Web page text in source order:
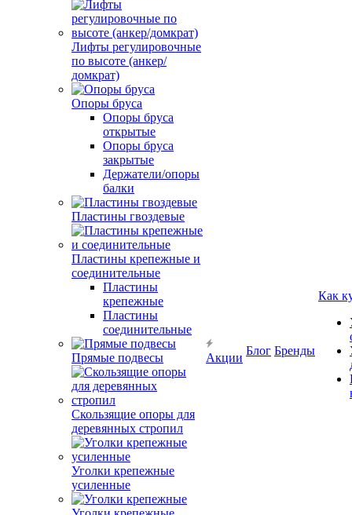
Лифты регулировочные
по высоте (анкер/
домкрат)
Опоры бруса
Опоры бруса
открытые
Опоры бруса
закрытые
Держатели/опоры
балки
Пластины гвоздевые
Пластины крепежные и
соединительные
Пластины
крепежные
Пластины
соединительные
Прямые подвесы
Скользящие опоры для
деревянных стропил
Уголки крепежные
усиленные
Акции
Блог Бренды
Как